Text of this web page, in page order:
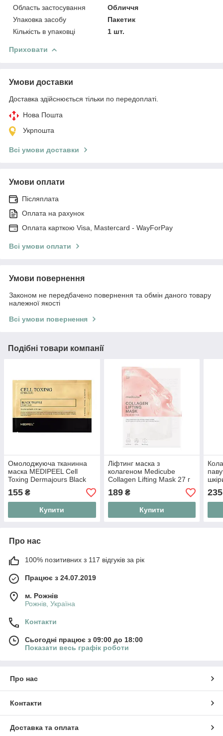
Область застосування
Обличчя
Упаковка засобу
Пакетик
Кількість в упаковці
1 шт.
Приховати
Умови доставки
Доставка здійснюється тільки по передоплаті.
Нова Пошта
Укрпошта
Всі умови доставки
Умови оплати
Післяплата
Оплата на рахунок
Оплата карткою Visa, Mastercard - WayForPay
Всі умови оплати
Умови повернення
Законом не передбачено повернення та обмін даного товару
належної якості
Всі умови повернення
Подібні товари компанії
Омолоджуюча тканинна
маска MEDIPEEL Cell
Toxing Dermajours Black
Truffle Repair Mask зі
стовбуровими клітинами
155 ₴
Купити
Ліфтинг маска з
колагеном Medicube
Collagen Lifting Mask 27 г
189₴
Купити
235
Про нас
100% позитивних з 117 відгуків за рік
Працює з 24.07.2019
м. Рожнів
Рожнів, Україна
Контакти
Сьогодні працює з 09:00 до 18:00
Показати весь графік роботи
Про нас
Контакти
Доставка та оплата